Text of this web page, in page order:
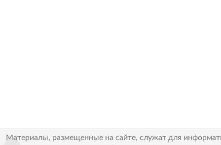
Материалы, размещенные на сайте, служат для